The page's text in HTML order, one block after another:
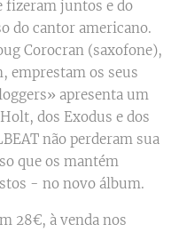
fizeram juntos e do
do cantor americano.
Corocran (saxofone),
emprestam os seus
apresenta um
dos Exodus e dos
não perderam sua
que os mantém
- no novo álbum.
28€, à venda nos